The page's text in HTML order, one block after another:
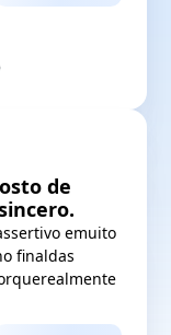
de
emuito
finaldas
realmente